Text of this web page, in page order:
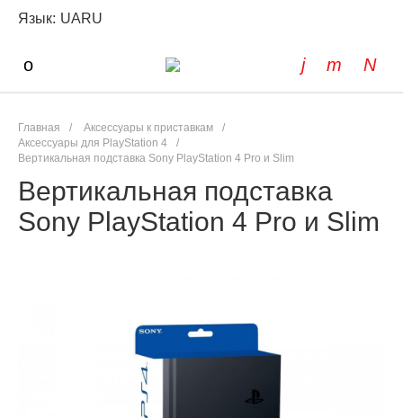
Язык: UARU
Главная / Аксессуары к приставкам
/
Аксессуары для PlayStation 4
/
Вертикальная подставка Sony PlayStation 4 Pro и Slim
Вертикальная подставка
Sony PlayStation 4 Pro и Slim